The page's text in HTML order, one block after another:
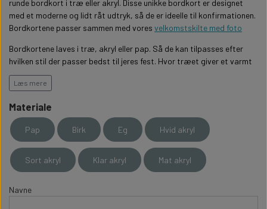
PERSONLIGE LED LAMPER
FLASKER MED LYS
FORKLÆDER MED TEKST
GAVEÆSKER I TRÆ
TERMOKRUS MED PRINT
STUDENT
NYTÅRS FEST
WILLOW TREE OPHÆNG
HALLOWEEN
BADEVÆRELSET
TEKST OG BOGSTAVER
WALLSTICKERS
STUEN
runde bordkort i træ eller akryl. Disse unikke bordkort er designet
med et moderne og lidt råt udtryk, så de er ideelle til konfirmationen.
Bordkortene passer sammen med vores velkomstskilte med foto
Bordkortene laves i træ, akryl eller pap. Så de kan tilpasses efter
hvilken stil der passer bedst til jeres fest. Hvor træet giver et varmt
og organisk udtryk, giver akrylen et moderne look, der
komplementere stilrene bordopdækninger.
Skab en uforglemmelig stemning til din fest med vores
skræddersyede bordkort. Bestil i dag og lad detaljerne løfte
oplevelsen for dig og dine gæster.
Bordkortene måler 6 cm i diameter og laves i træ, akryl eller pap.
Læg det antal bordkort i kurven som du skal bruge og skriv så blot
alle navne tydeligt adskilt eller send gæstelisten på mail til
gj@gaedt.dk
Læs mere
Materiale
Pap Birk Eg Hvid akryl
Sort akryl Klar akryl Mat akryl
Navne